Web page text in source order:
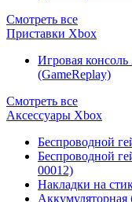
Смотреть все
Приставки Xbox
Игровая
(GameReplay)
Смотреть все
Аксессуары Xbox
Беспроводной
Беспроводной
00012)
Накладки на
Аккумуляторная